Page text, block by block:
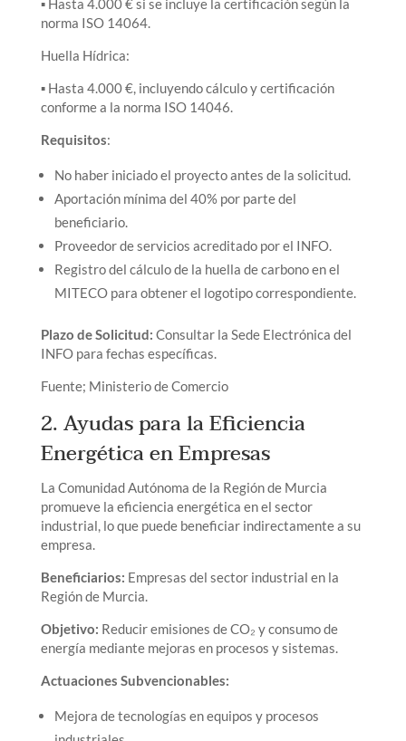
▪ Hasta 4.000 € si se incluye la certificación según la
norma ISO 14064.
Huella Hídrica:
▪ Hasta 4.000 €, incluyendo cálculo y certificación
conforme a la norma ISO 14046.
Requisitos:
No haber iniciado el proyecto antes de la solicitud.
Aportación mínima del 40% por parte del
beneficiario.
Proveedor de servicios acreditado por el INFO.
Registro del cálculo de la huella de carbono en el
MITECO para obtener el logotipo correspondiente.
Plazo de Solicitud: Consultar la Sede Electrónica del
INFO para fechas específicas.
Fuente; Ministerio de Comercio
2. Ayudas para la Eficiencia
Energética en Empresas
La Comunidad Autónoma de la Región de Murcia
promueve la eficiencia energética en el sector
industrial, lo que puede beneficiar indirectamente a su
empresa.
Beneficiarios: Empresas del sector industrial en la
Región de Murcia.
Objetivo: Reducir emisiones de CO₂ y consumo de
energía mediante mejoras en procesos y sistemas.
Actuaciones Subvencionables:
Mejora de tecnologías en equipos y procesos